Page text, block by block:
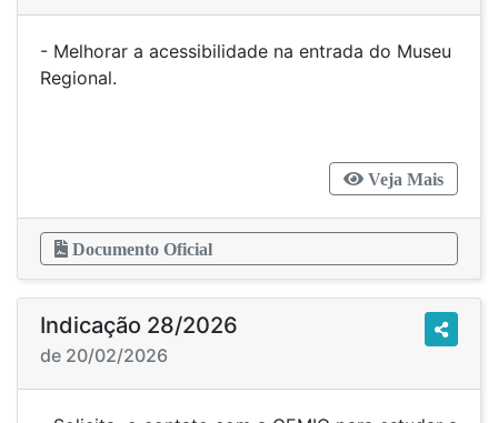
- Melhorar a acessibilidade na entrada do Museu
Regional.
Veja Mais
Documento Oficial
Indicação 28/2026
de 20/02/2026